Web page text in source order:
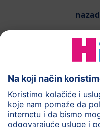
HiPP mliječna formula
HiPP za djecu
HiPP